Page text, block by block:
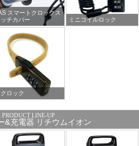
スマートクロックス
チカバー
ミニコイルロック
ロック
&充電器 リチウムイオン